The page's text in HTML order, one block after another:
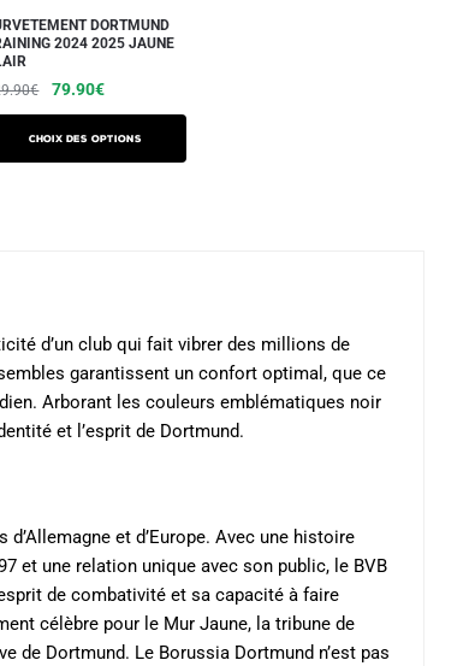
DORTMUND
2024 2025 JAUNE
€
Le
prix
initial
était :
79.90€Le
prix
actuel
est :
Choix des options
d’un club qui fait vibrer des millions de
garantissent un confort optimal, que ce
Arborant les couleurs emblématiques noir
et l’esprit de Dortmund.
et d’Europe. Avec une histoire
et une relation unique avec son public, le BVB
de combativité et sa capacité à faire
célèbre pour le Mur Jaune, la tribune de
de Dortmund. Le Borussia Dortmund n’est pas